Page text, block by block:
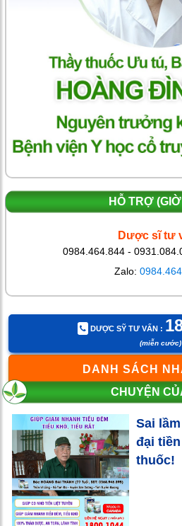
HỖ TRỢ
Dược sĩ tư
0984.464.844 -
Zalo:
DƯỢC SỸ TƯ VẤN :
(miễn cước)
DANH SÁCH
CHUYỆN
Sai
đại
thuốc!